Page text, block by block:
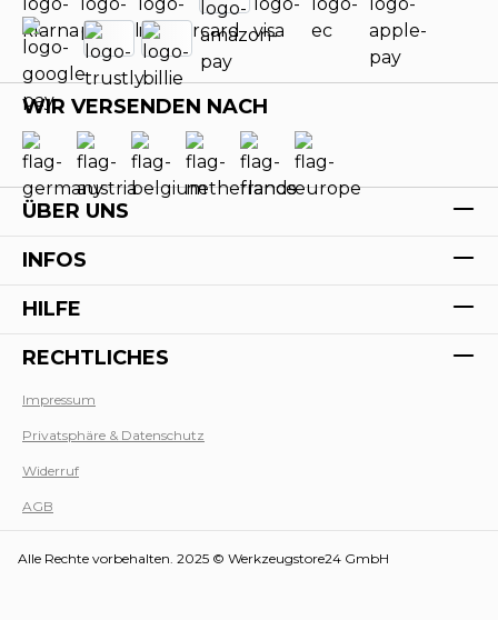
WIR VERSENDEN NACH
ÜBER UNS
INFOS
HILFE
RECHTLICHES
Impressum
Privatsphäre & Datenschutz
Widerruf
AGB
Alle Rechte vorbehalten. 2025 © Werkzeugstore24 GmbH